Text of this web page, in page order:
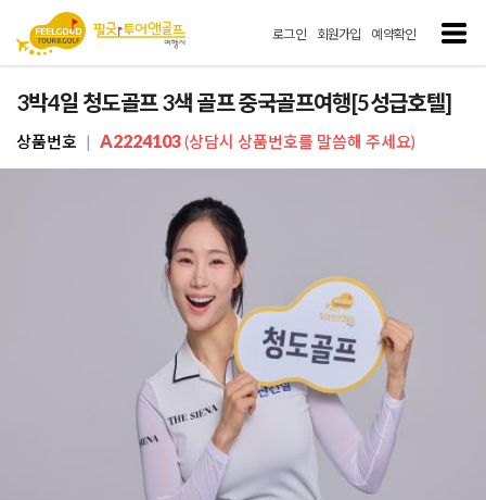
로그인 회원가입 예약확인
3박4일 청도골프 3색 골프 중국골프여행[5성급호텔]
상품번호 | A2224103(상담시 상품번호를 말씀해 주세요)